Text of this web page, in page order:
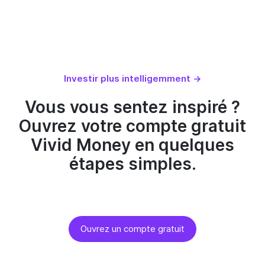
Investir plus intelligemment →
Vous vous sentez inspiré ?
Ouvrez votre compte gratuit
Vivid Money en quelques
étapes simples.
Ouvrez un compte gratuit